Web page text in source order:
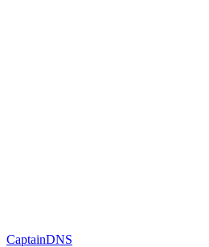
CaptainDNS